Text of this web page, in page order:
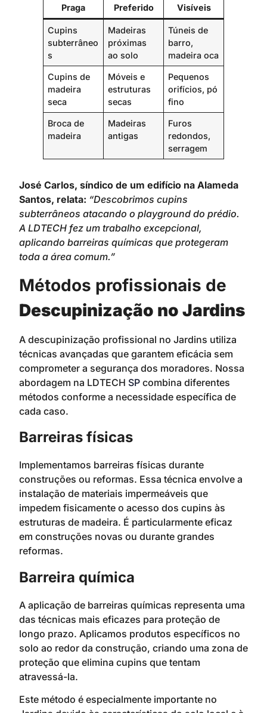
Praga
Preferido
Visíveis
Cupins
subterrâneo
s
Madeiras
próximas
ao solo
Túneis de
barro,
madeira oca
Cupins de
madeira
seca
Móveis e
estruturas
secas
Pequenos
orifícios, pó
fino
Broca de
madeira
Madeiras
antigas
Furos
redondos,
serragem
José Carlos, síndico de um edifício na Alameda
Santos, relata: “Descobrimos cupins
subterrâneos atacando o playground do prédio.
A LDTECH fez um trabalho excepcional,
aplicando barreiras químicas que protegeram
toda a área comum.”
Métodos profissionais de
Descupinização no Jardins
A descupinização profissional no Jardins utiliza
técnicas avançadas que garantem eficácia sem
comprometer a segurança dos moradores. Nossa
abordagem na LDTECH SP combina diferentes
métodos conforme a necessidade específica de
cada caso.
Barreiras físicas
Implementamos barreiras físicas durante
construções ou reformas. Essa técnica envolve a
instalação de materiais impermeáveis que
impedem fisicamente o acesso dos cupins às
estruturas de madeira. É particularmente eficaz
em construções novas ou durante grandes
reformas.
Barreira química
A aplicação de barreiras químicas representa uma
das técnicas mais eficazes para proteção de
longo prazo. Aplicamos produtos específicos no
solo ao redor da construção, criando uma zona de
proteção que elimina cupins que tentam
atravessá-la.
Este método é especialmente importante no